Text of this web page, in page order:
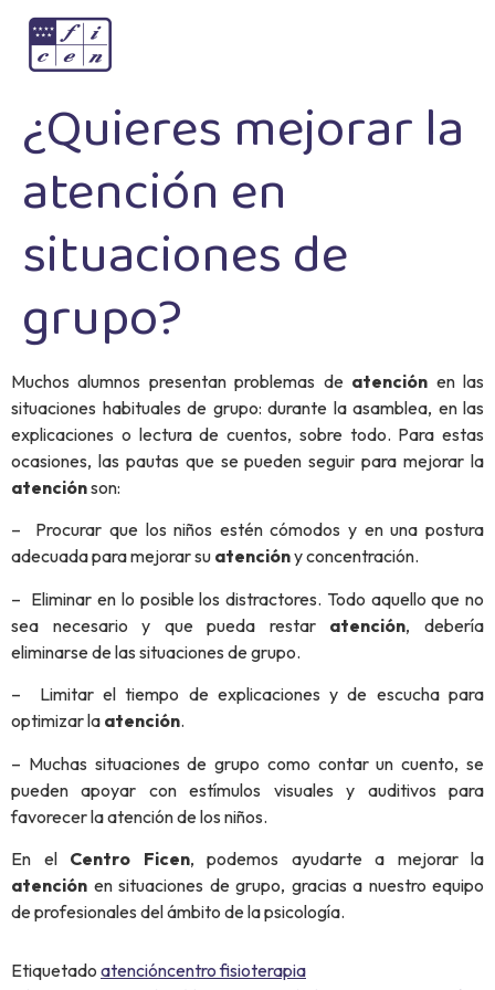
¿Quieres mejorar la
atención en
situaciones de
grupo?
Muchos alumnos presentan problemas de atención en las
situaciones habituales de grupo: durante la asamblea, en las
explicaciones o lectura de cuentos, sobre todo. Para estas
ocasiones, las pautas que se pueden seguir para mejorar la
atenciónson:
– Procurar que los niños estén cómodos y en una postura
adecuada para mejorar su atencióny concentración.
– Eliminar en lo posible los distractores. Todo aquello que no
sea necesario y que pueda restar atención, debería
eliminarse de las situaciones de grupo.
– Limitar el tiempo de explicaciones y de escucha para
optimizar la atención.
– Muchas situaciones de grupo como contar un cuento, se
pueden apoyar con estímulos visuales y auditivos para
favorecer la atención de los niños.
En el Centro Ficen, podemos ayudarte a mejorar la
atención en situaciones de grupo, gracias a nuestro equipo
de profesionales del ámbito de la psicología.
Etiquetado atencióncentro fisioterapia